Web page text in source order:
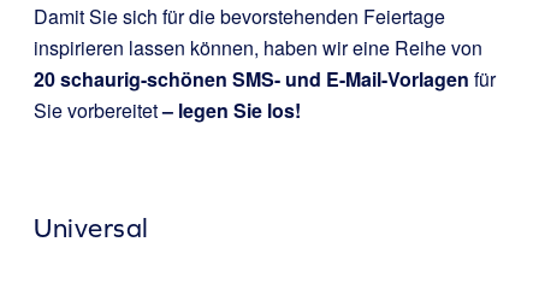
Damit Sie sich für die bevorstehenden Feiertage
inspirieren lassen können, haben wir eine Reihe von
20 schaurig-schönen SMS- und E-Mail-Vorlagen für
Sie vorbereitet– legen Sie los!
Universal